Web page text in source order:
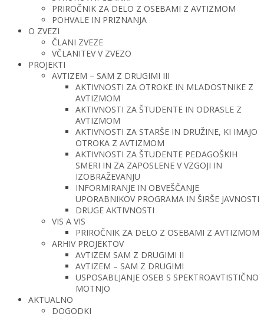
PRIROČNIK ZA DELO Z OSEBAMI Z AVTIZMOM
POHVALE IN PRIZNANJA
O ZVEZI
ČLANI ZVEZE
VČLANITEV V ZVEZO
PROJEKTI
AVTIZEM – SAM Z DRUGIMI III
AKTIVNOSTI ZA OTROKE IN MLADOSTNIKE Z
AVTIZMOM
AKTIVNOSTI ZA ŠTUDENTE IN ODRASLE Z
AVTIZMOM
AKTIVNOSTI ZA STARŠE IN DRUŽINE, KI IMAJO
OTROKA Z AVTIZMOM
AKTIVNOSTI ZA ŠTUDENTE PEDAGOŠKIH
SMERI IN ZA ZAPOSLENE V VZGOJI IN
IZOBRAŽEVANJU
INFORMIRANJE IN OBVEŠČANJE
UPORABNIKOV PROGRAMA IN ŠIRŠE JAVNOSTI
DRUGE AKTIVNOSTI
VIS A VIS
PRIROČNIK ZA DELO Z OSEBAMI Z AVTIZMOM
ARHIV PROJEKTOV
AVTIZEM SAM Z DRUGIMI II
AVTIZEM – SAM Z DRUGIMI
USPOSABLJANJE OSEB S SPEKTROAVTISTIČNO
MOTNJO
AKTUALNO
DOGODKI